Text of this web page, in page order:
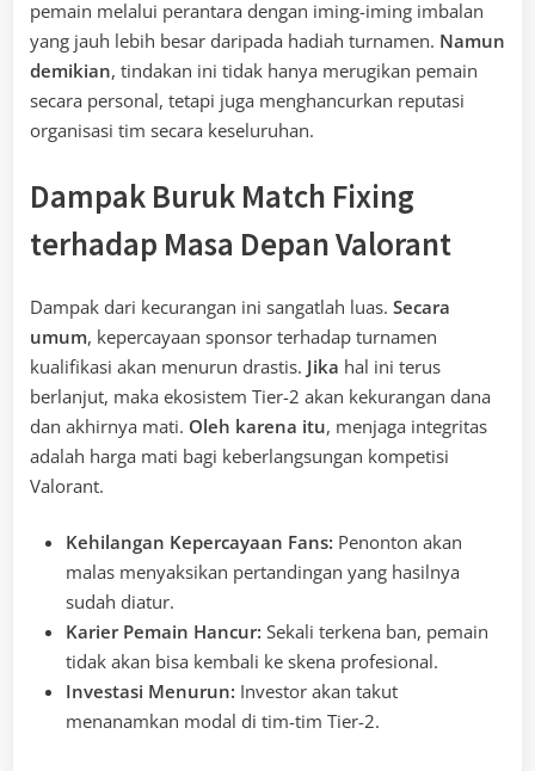
pemain melalui perantara dengan iming-iming imbalan
yang jauh lebih besar daripada hadiah turnamen. Namun
demikian, tindakan ini tidak hanya merugikan pemain
secara personal, tetapi juga menghancurkan reputasi
organisasi tim secara keseluruhan.
Dampak Buruk Match Fixing
terhadap Masa Depan Valorant
Dampak dari kecurangan ini sangatlah luas. Secara
umum, kepercayaan sponsor terhadap turnamen
kualifikasi akan menurun drastis. Jika hal ini terus
berlanjut, maka ekosistem Tier-2 akan kekurangan dana
dan akhirnya mati. Oleh karena itu, menjaga integritas
adalah harga mati bagi keberlangsungan kompetisi
Valorant.
Kehilangan Kepercayaan Fans: Penonton akan
malas menyaksikan pertandingan yang hasilnya
sudah diatur.
Karier Pemain Hancur: Sekali terkena ban, pemain
tidak akan bisa kembali ke skena profesional.
Investasi Menurun: Investor akan takut
menanamkan modal di tim-tim Tier-2.